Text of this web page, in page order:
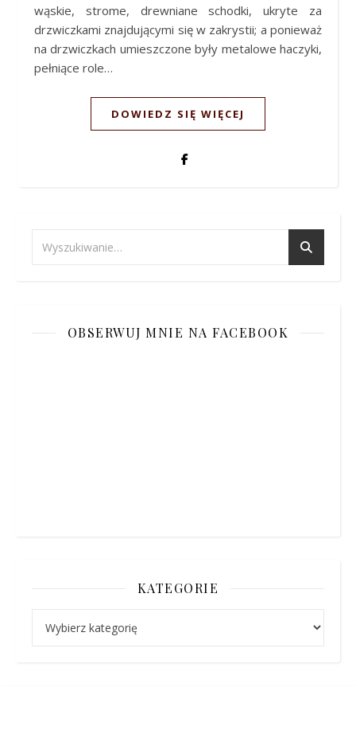
wąskie, strome, drewniane schodki, ukryte za
drzwiczkami znajdującymi się w zakrystii; a ponieważ
na drzwiczkach umieszczone były metalowe haczyki,
pełniące role…
DOWIEDZ SIĘ WIĘCEJ
OBSERWUJ MNIE NA FACEBOOK
KATEGORIE